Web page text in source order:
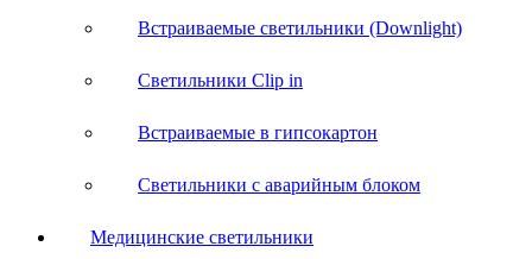
Встраиваемые светильники (Downlight)
Светильники Clip in
Встраиваемые в гипсокартон
Светильники с аварийным блоком
Медицинские светильники